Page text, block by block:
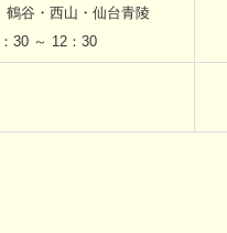
谷・西山・仙台青陵
30 ～ 12：30